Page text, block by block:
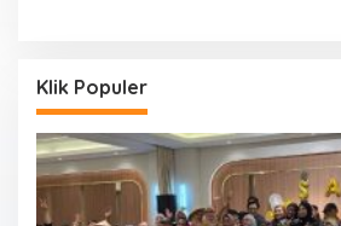
Klik Populer